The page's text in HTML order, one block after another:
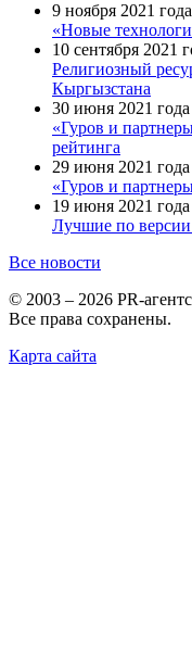
9 ноября 2021 года
«Новые
10 сентября 2021
Религиозный
Кыргызстана
30 июня 2021 года
«Гуров и
рейтинга
29 июня 2021 года
«Гуров и
19 июня 2021 года
Лучшие по
Все новости
© 2003 – 2026 PR-
Все права сохранены.
Карта сайта